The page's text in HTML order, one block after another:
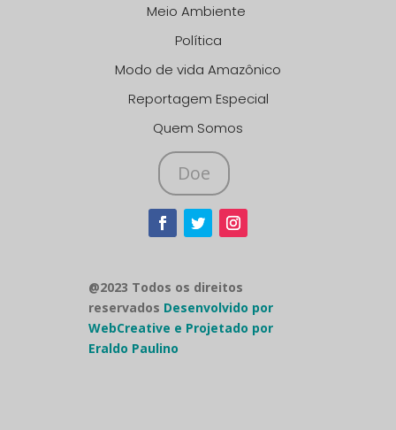
Meio Ambiente
Política
Modo de vida Amazônico
Reportagem Especial
Quem Somos
Doe
@2023 Todos os direitos
reservados Desenvolvido por
WebCreative e Projetado por
Eraldo Paulino